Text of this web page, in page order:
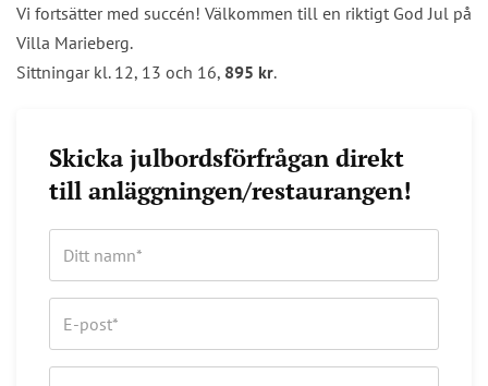
Vi fortsätter med succén! Välkommen till en riktigt God Jul på
Villa Marieberg.
Sittningar kl. 12, 13 och 16, 895 kr.
Skicka julbordsförfrågan direkt
till anläggningen/restaurangen!